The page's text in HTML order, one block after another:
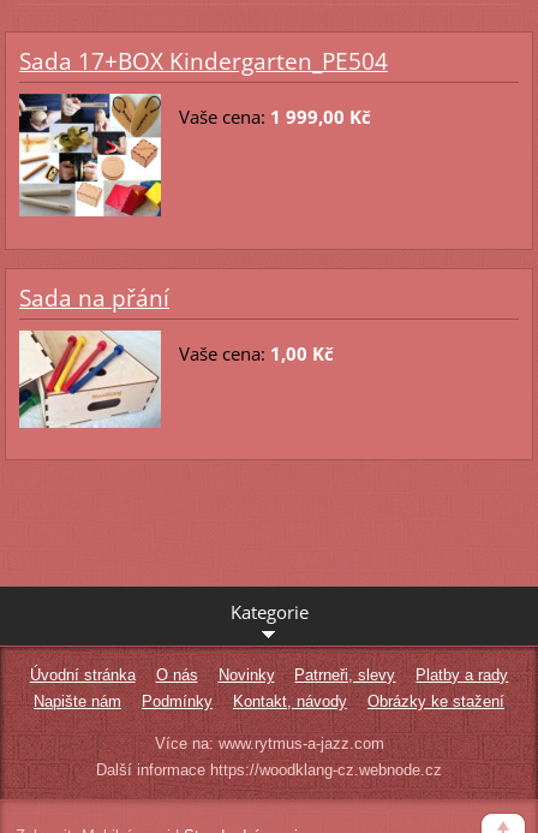
Sada 17+BOX Kindergarten_PE504
Vaše cena: 1 999,00 Kč
Sada na přání
Vaše cena: 1,00 Kč
Kategorie
Úvodní stránka O nás Novinky Patrneři, slevy
Platby a rady
Napište nám
Podmínky Kontakt, návody Obrázky ke stažení
Více na: www.rytmus-a-jazz.com
Další informace https://woodklang-cz.webnode.cz